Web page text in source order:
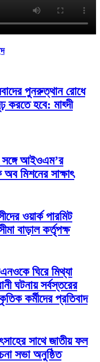
পুনরুত্থান রোধে
করতে হবে: মাহ্দী
সঙ্গে আইওএম’র
মিশনের সাক্ষাৎ
ওয়ার্ক পারমিট
বাড়াল কর্তৃপক্ষ
ঘিরে মিথ্যা
ঘটনায় সর্বস্তরের
কর্মীদের প্রতিবাদ
সাথে জাতীয় ফল
সভা অনুষ্ঠিত